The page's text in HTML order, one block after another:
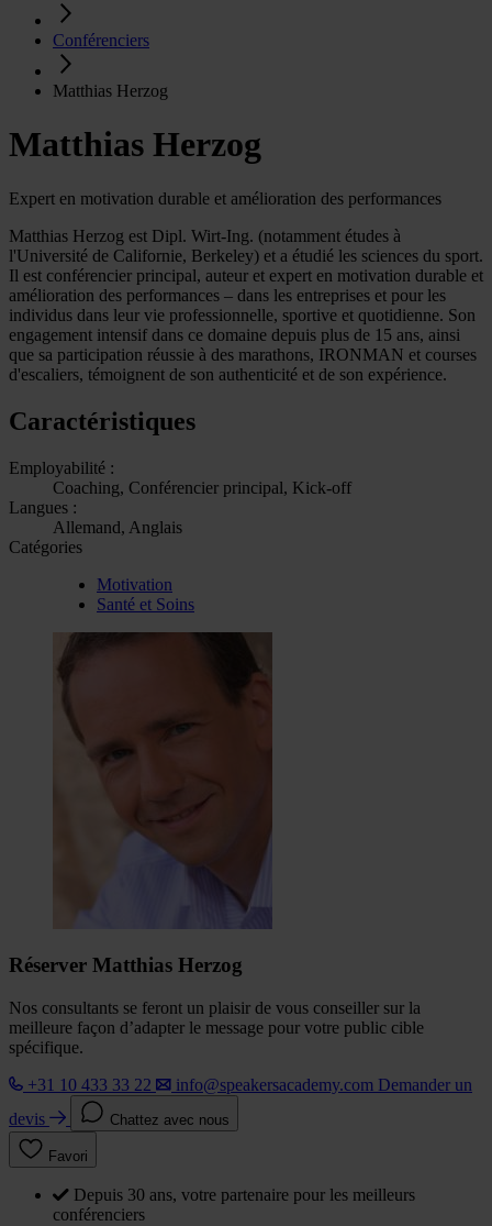
Conférenciers
Matthias Herzog
Matthias Herzog
Expert en motivation durable et amélioration des performances
Matthias Herzog est Dipl. Wirt-Ing. (notamment études à
l'Université de Californie, Berkeley) et a étudié les sciences du sport.
Il est conférencier principal, auteur et expert en motivation durable et
amélioration des performances – dans les entreprises et pour les
individus dans leur vie professionnelle, sportive et quotidienne. Son
engagement intensif dans ce domaine depuis plus de 15 ans, ainsi
que sa participation réussie à des marathons, IRONMAN et courses
d'escaliers, témoignent de son authenticité et de son expérience.
Caractéristiques
Employabilité :
Coaching, Conférencier principal, Kick-off
Langues :
Allemand, Anglais
Catégories
Motivation
Santé et Soins
Réserver Matthias Herzog
Nos consultants se feront un plaisir de vous conseiller sur la
meilleure façon d’adapter le message pour votre public cible
spécifique.
+31 10 433 33 22
info@speakersacademy.com Demander un
devis
Chattez avec nous
Favori
Depuis 30 ans, votre partenaire pour les meilleurs
conférenciers